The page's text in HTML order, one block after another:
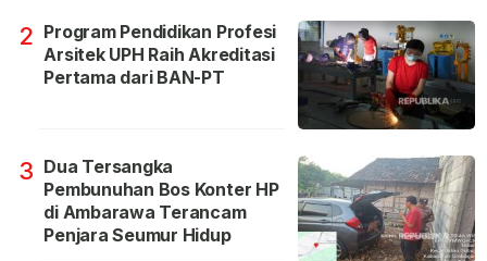
2 Program Pendidikan Profesi
Arsitek UPH Raih Akreditasi
Pertama dari BAN-PT
3 Dua Tersangka
Pembunuhan Bos Konter HP
di Ambarawa Terancam
Penjara Seumur Hidup